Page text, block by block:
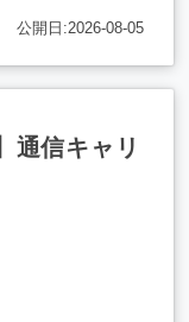
公開日:2026-08-05
通信キャリ